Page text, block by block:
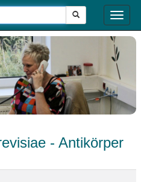
Toggle
- Antikörper